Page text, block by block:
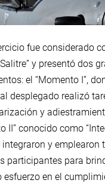
fue considerado
y presentó dos
el “Momento I”,
desplegado realizó
y
II” conocido como
integraron y emplearon
participantes para
esfuerzo en el